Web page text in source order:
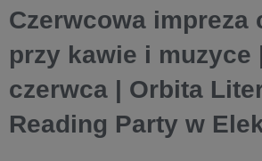
Czerwcowa impreza
przy kawie i muzyce
czerwca | Orbita
Reading Party w